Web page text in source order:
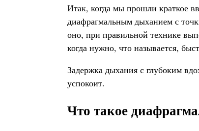
Итак, когда мы прошли краткое
диафрагмальным дыханием с
оно, при правильной технике
когда нужно, что называется,
Задержка дыхания с глубоким
успокоит.
Что такое